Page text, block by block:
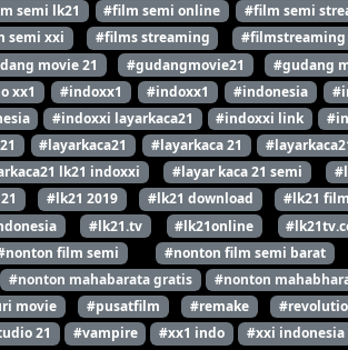
semi lk21 #film semi online #film semi
semi xxi #films streaming #filmstreaming
movie 21 #gudangmovie21 #gudang
xx1 #indoxx1 #indoxx1 #indonesia
#indoxxi layarkaca21 #indoxxi link
#layarkaca21 #layarkaca 21
lk21 indoxxi #layar kaca 21 semi
#lk21 2019 #lk21 download #lk21
#lk21.tv #lk21online
film semi #nonton film semi barat
#nonton mahabarata gratis #nonton
movie #pusatfilm #remake
21 #vampire #xx1 indo #xxi indonesia